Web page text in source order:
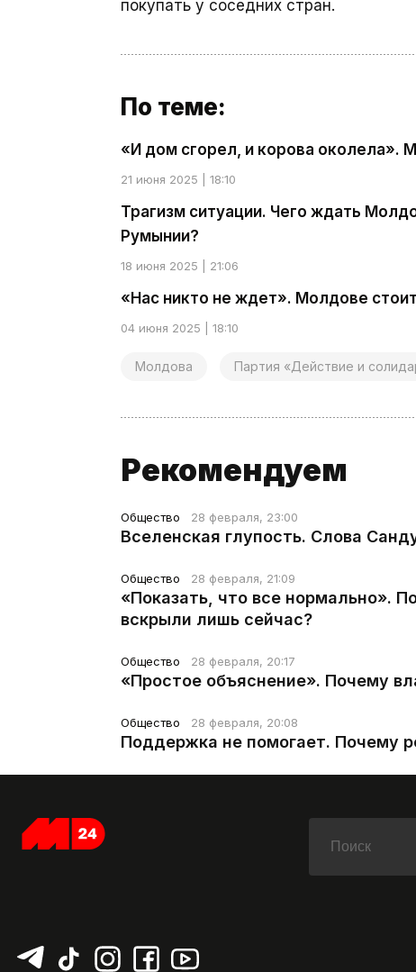
покупать у соседних стран.
По теме:
«И дом сгорел, и корова околела».
21 июня 2025 | 18:10
Трагизм ситуации. Чего ждать
Румынии?
18 июня 2025 | 21:06
«Нас никто не ждет». Молдове
04 июня 2025 | 18:10
Молдова Партия «Действие и
Рекомендуем
Общество 28 февраля, 23:00
Вселенская глупость. Слова
Общество 28 февраля, 21:09
«Показать, что все нормально».
вскрыли лишь сейчас?
Общество 28 февраля, 20:17
«Простое объяснение». Почему
Общество 28 февраля, 20:08
Поддержка не помогает. Почему